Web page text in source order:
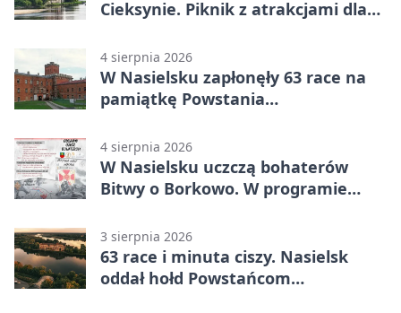
Cieksynie. Piknik z atrakcjami dla
4 sierpnia 2026
W Nasielsku zapłonęły 63 race na
pamiątkę Powstania
4 sierpnia 2026
W Nasielsku uczczą bohaterów
Bitwy o Borkowo. W programie
3 sierpnia 2026
63 race i minuta ciszy. Nasielsk
oddał hołd Powstańcom